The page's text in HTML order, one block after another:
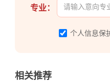
专业：
个人信息保
相关推荐